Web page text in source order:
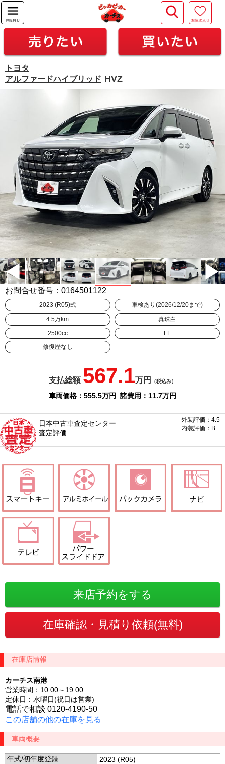
トヨタ
アルファードハイブリッド HVZ
お問合せ番号：0164501122
2023 (R05)式 車検あり(2026/12/20まで)
4.5万km
真珠白
2500cc
FF
修復歴なし
支払総額 567.1万円 （税込み）
車両価格：555.5万円 諸費用：11.7万円
日本中古車査定センター
査定評価
外装評価：4.5
内装評価：B
在庫店情報
カーチス南港
営業時間：10:00～19:00
定休日：水曜日(祝日は営業)
電話で相談 0120-4190-50
この店舗の他の在庫を見る
車両概要
年式/初年度登録
2023 (R05)